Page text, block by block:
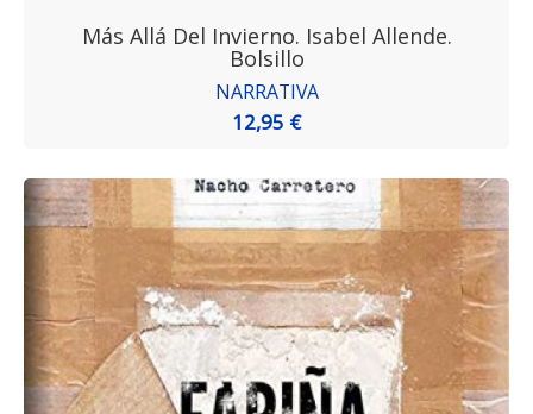
Más Allá Del Invierno. Isabel Allende.
Bolsillo
NARRATIVA
12,95 €